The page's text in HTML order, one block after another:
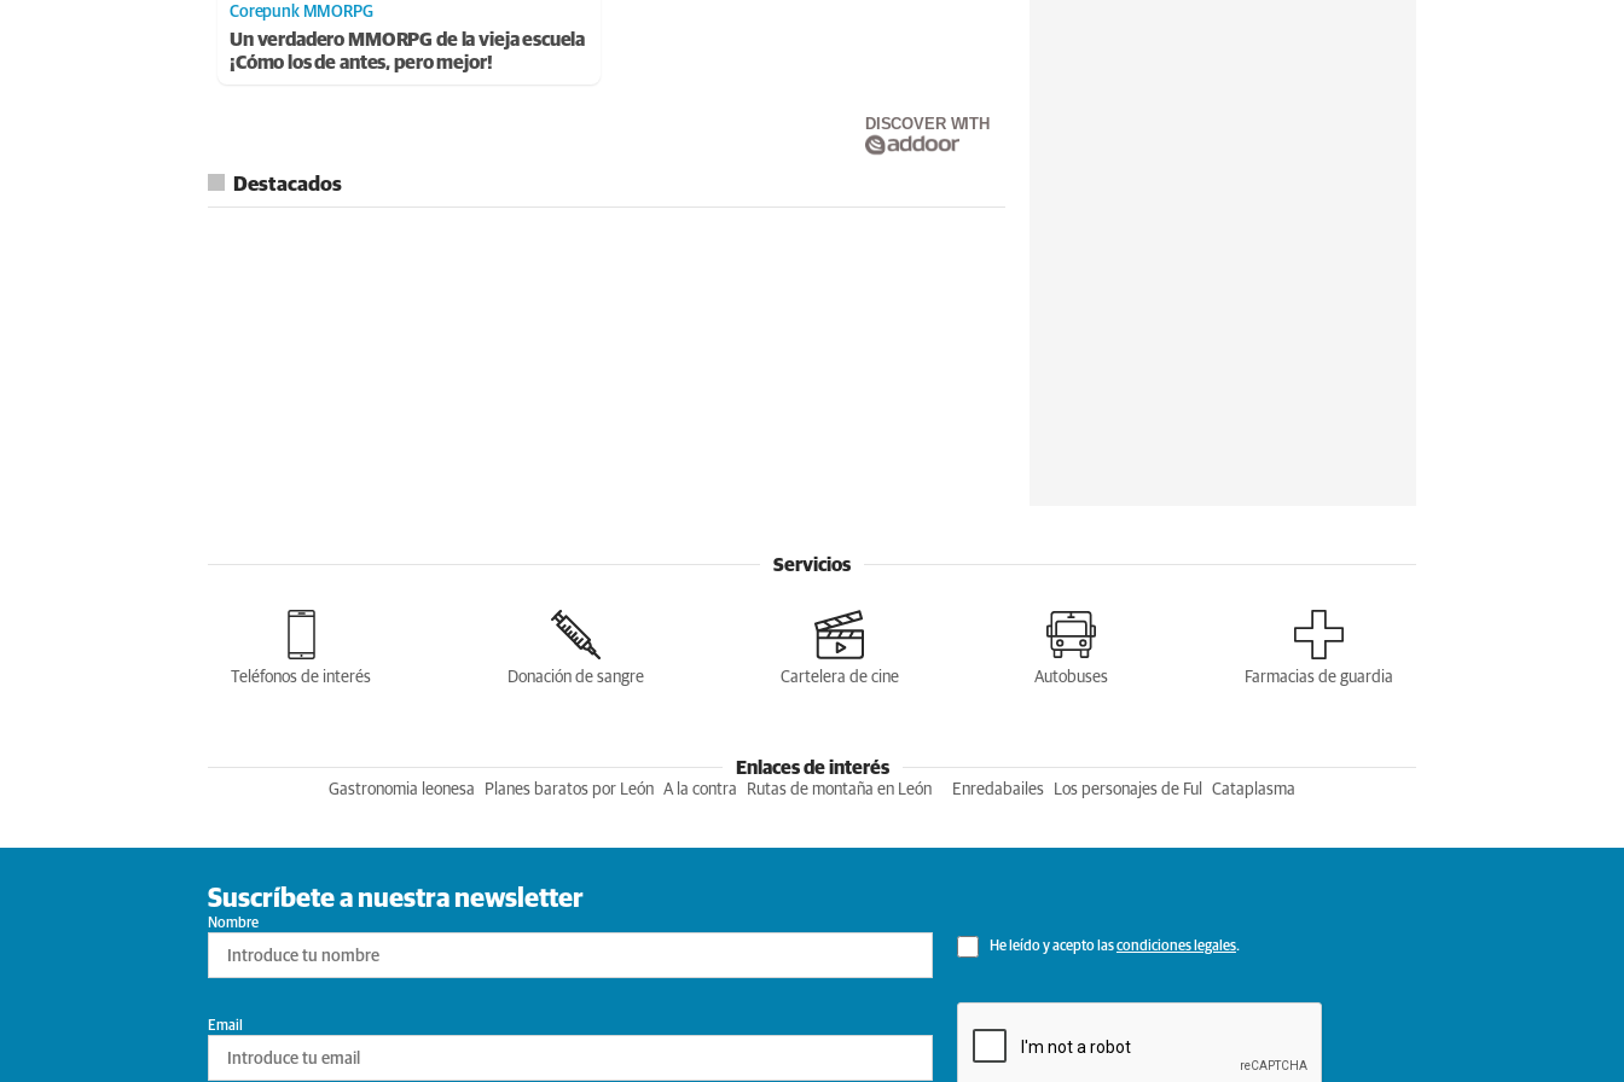
Corepunk MMORPG
Un verdadero MMORPG de la vieja escuela
¡Cómo los de antes, pero mejor!
DISCOVER WITH
Destacados
Servicios
Teléfonos de interés Donación de sangre Cartelera de cine Autobuses Farmacias de guardia
Enlaces de interés
Gastronomia leonesa Planes baratos por León A la contra Rutas de montaña en León Enredabailes Los personajes de Ful Cataplasma
Suscríbete a nuestra newsletter
Nombre
He leído y acepto lascondiciones legales.
Email